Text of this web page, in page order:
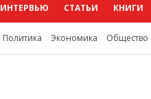
ИНТЕРВЬЮ СТАТЬИ КНИГИ
Политика Экономика Общество